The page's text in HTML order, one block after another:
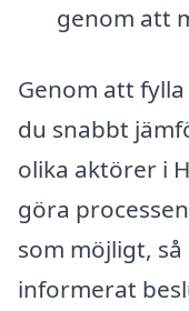
genom att
Genom att
du snabbt
olika aktörer i
göra
som möjligt,
informerat